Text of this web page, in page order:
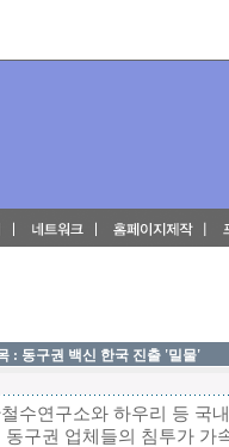
: 동구권 백신 한국 진출 '밀물'
수연구소와 하우리 등 국
동구권 업체들의 침투가 가